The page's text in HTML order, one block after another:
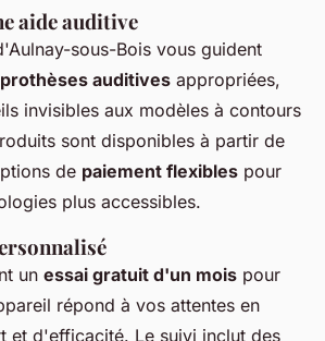
aide auditive
sous-Bois vous guident
prothèses auditives appropriées,
invisibles aux modèles à contours
sont disponibles à partir de
de paiement flexibles pour
plus accessibles.
un essai gratuit d'un mois pour
répond à vos attentes en
et d'efficacité. Le suivi inclut des